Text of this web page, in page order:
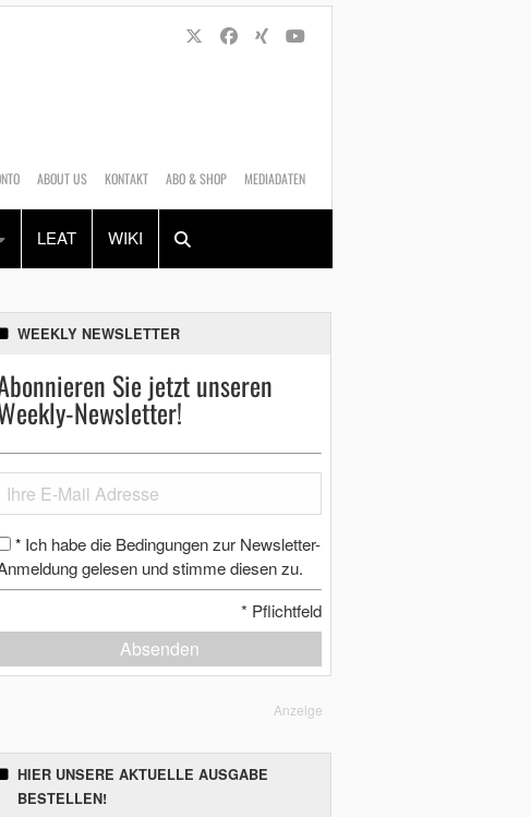
ABOUT US KONTAKT ABO & SHOP MEDIADATEN
LEAT WIKI
Alles Shop
WEEKLY NEWSLETTER
Sie jetzt unseren
Newsletter!
* Ich habe die Bedingungen zur Newsletter-
gelesen und stimme diesen zu.
* Pflichtfeld
Absenden
Anzeige
HIER UNSERE AKTUELLE AUSGABE
BESTELLEN!